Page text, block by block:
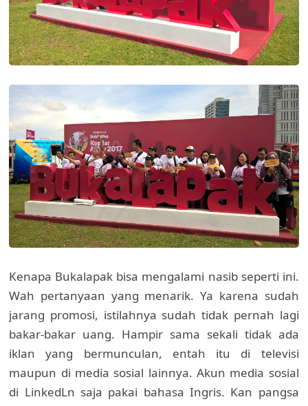
Kenapa Bukalapak bisa mengalami nasib seperti ini.
Wah pertanyaan yang menarik. Ya karena sudah
jarang promosi, istilahnya sudah tidak pernah lagi
bakar-bakar uang. Hampir sama sekali tidak ada
iklan yang bermunculan, entah itu di televisi
maupun di media sosial lainnya. Akun media sosial
di LinkedLn saja pakai bahasa Ingris. Kan pangsa